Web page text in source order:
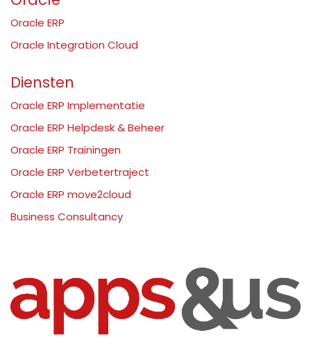
Oracle ERP
Oracle Integration Cloud
Diensten
Oracle ERP Implementatie
Oracle ERP Helpdesk & Beheer
Oracle ERP Trainingen
Oracle ERP Verbetertraject
Oracle ERP move2cloud
Business Consultancy